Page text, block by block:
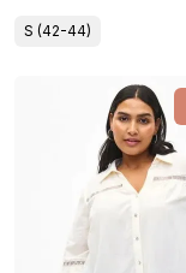
S (42-44)